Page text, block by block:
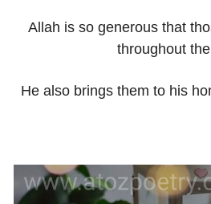
Allah is so generous that
throughout
He also brings them to his